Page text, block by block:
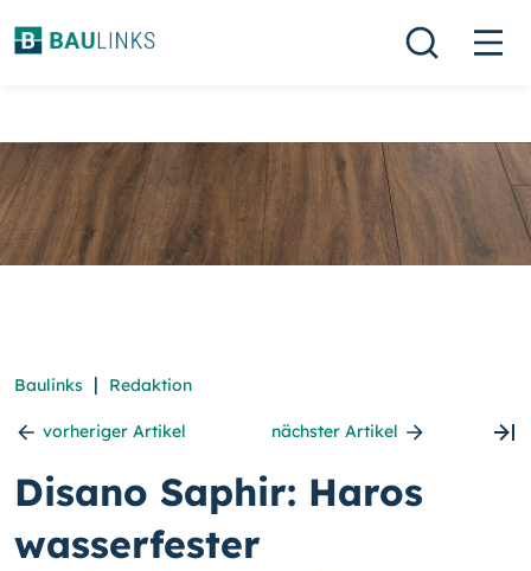
Baulinks | Redaktion
vorheriger Artikel nächster Artikel
Disano Saphir: Haros
wasserfester